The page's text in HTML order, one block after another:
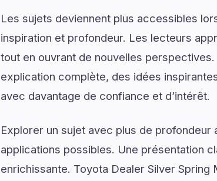
Les sujets deviennent plus accessibles
inspiration et profondeur. Les lecteurs
tout en ouvrant de nouvelles
explication complète, des idées
avec davantage de confiance et d’intérêt.
Explorer un sujet avec plus de
applications possibles. Une présentation
enrichissante. Toyota Dealer Silver